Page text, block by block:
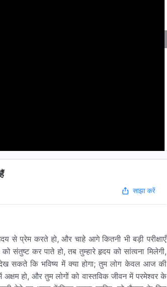
साझा करें
प्रेम करते हो, और चाहे आगे कितनी भी बड़ी परीक्षाएँ
संतुष्ट कर पाते हो, तब तुम्हारे हृदय को सांत्वना मिलेगी,
देख सकते कि भविष्य में क्या होगा; तुम लोग केवल आज की
हो, और तुम लोगों को वास्तविक जीवन में परमेश्वर के